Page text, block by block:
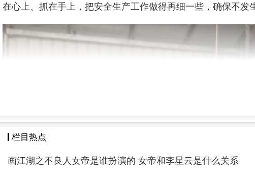
在心上、抓在手上，把安全生产工作做得再细一些，确保不发
栏目热点
画江湖之不良人女帝是谁扮演的 女帝和李星云是什么关系